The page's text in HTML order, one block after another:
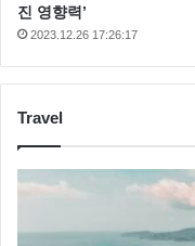
진 영향력’
2023.12.26 17:26:17
Travel